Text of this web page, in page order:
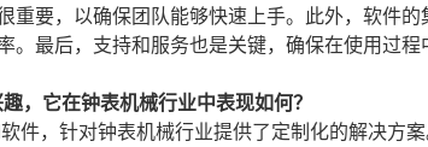
重要，以确保团队能够快速上手。此外，软件
。最后，支持和服务也是关键，确保在使用过程
，它在钟表机械行业中表现如何？
件，针对钟表机械行业提供了定制化的解决方